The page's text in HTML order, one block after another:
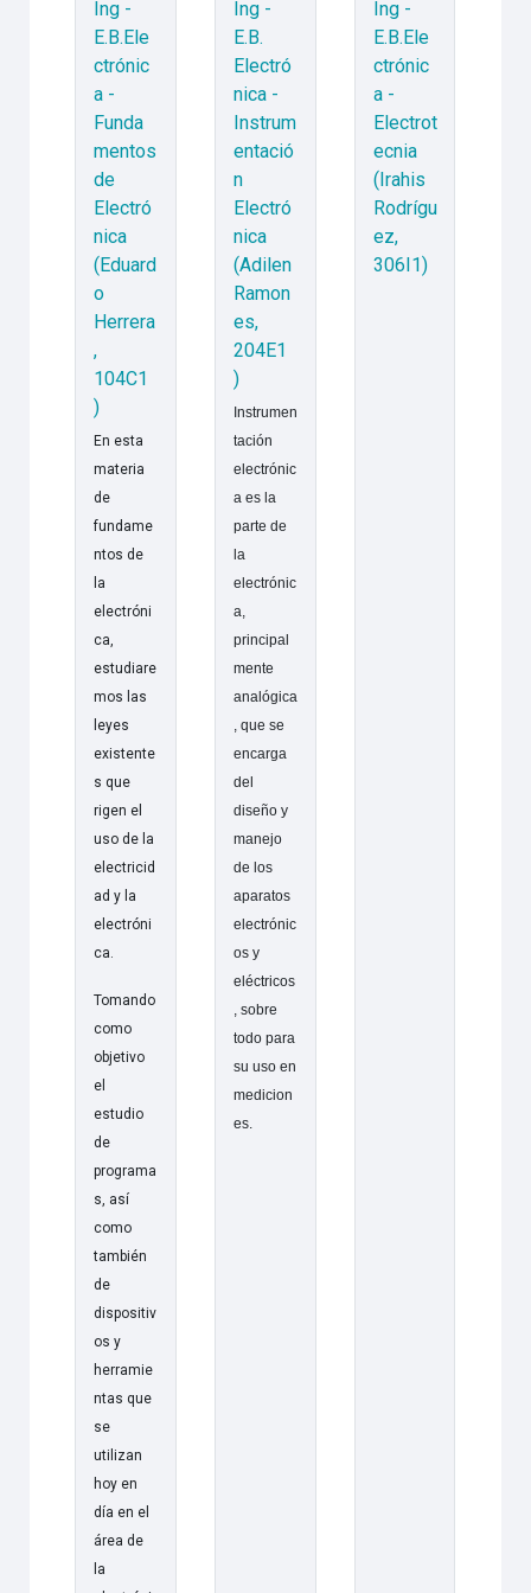
Ing -
E.B.Ele
ctrónic
a -
Funda
mentos
de
Electró
nica
(Eduard
o
Herrera
,
104C1
)
En esta
materia
de
fundame
ntos de
la
electróni
ca,
estudiare
mos las
leyes
existente
s que
rigen el
uso de la
electricid
ad y la
electróni
ca.
Tomando
como
objetivo
el
estudio
de
programa
s, así
como
también
de
dispositiv
os y
herramie
ntas que
se
utilizan
hoy en
día en el
área de
la
Ing -
E.B.
Electró
nica -
Instrum
entació
n
Electró
nica
(Adilen
Ramon
es,
204E1
)
Instrumen
tación
electrónic
a es la
parte de
la
electrónic
a,
principal
mente
analógica
, que se
encarga
del
diseño y
manejo
de los
aparatos
electrónic
os y
eléctricos
, sobre
todo para
su uso en
medicion
es.
Ing -
E.B.Ele
ctrónic
a -
Electrot
ecnia
(Irahis
Rodrígu
ez,
306I1)